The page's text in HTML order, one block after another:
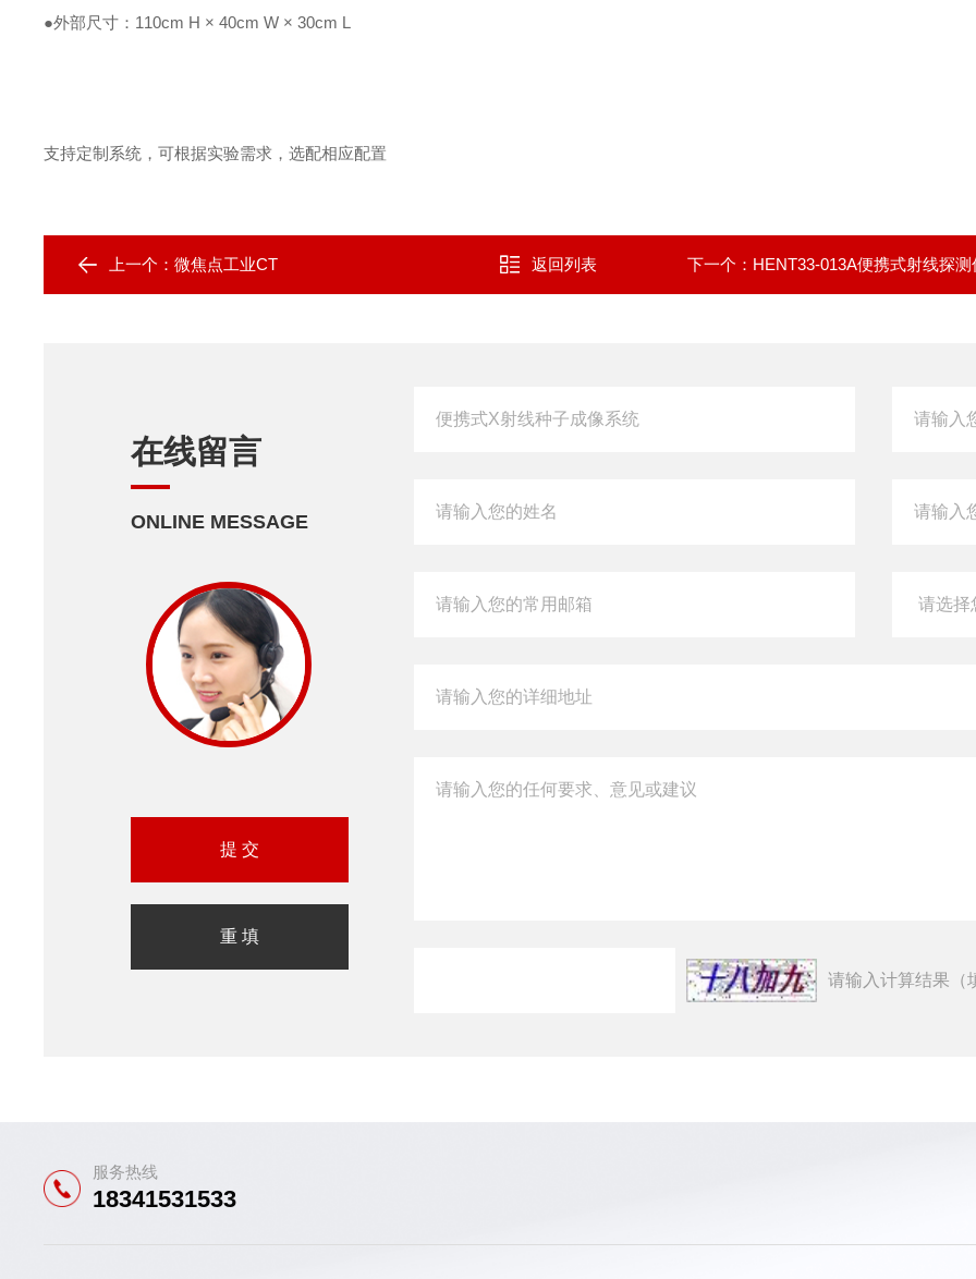
●外部尺寸：110cm H × 40cm W × 30cm L
支持定制系统，可根据实验需求，选配相应配置
上一个： 微焦点工业CT 返回列表 下一个： HENT33-013A便携式射线探测
在线留言
ONLINE MESSAGE
请输入计算结果（
服务热线
18341531533